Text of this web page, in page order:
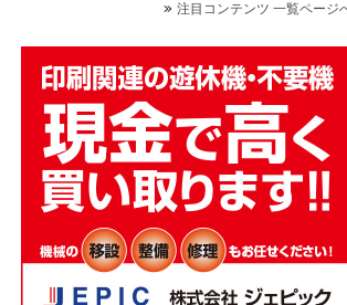
注目コンテンツ 一覧ページ